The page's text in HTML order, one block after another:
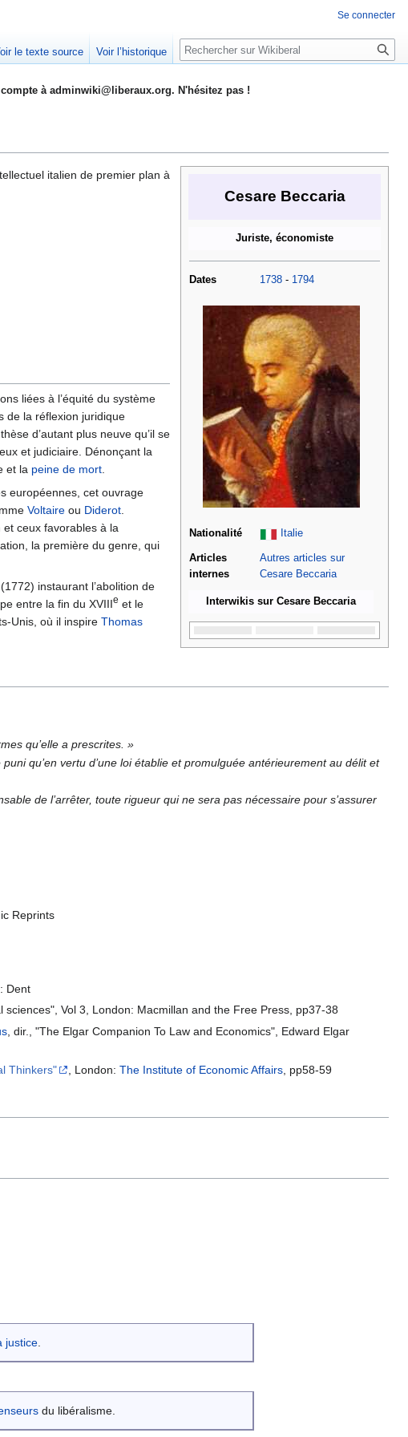
à adminwiki@liberaux.org. N'hésitez pas !
Cesare Beccaria
Juriste, économiste
Dates 1738 - 1794
Nationalité Italie
Articles
internes
Autres articles sur
Cesare Beccaria
Interwikis sur Cesare Beccaria
italien de premier plan à
liées à l’équité du système
de la réflexion juridique
d’autant plus neuve qu’il se
et judiciaire. Dénonçant la
et la peine de mort.
européennes, cet ouvrage
Voltaire ou Diderot.
ceux favorables à la
la première du genre, qui
(1772) instaurant l’abolition de
entre la fin du XVIIIe et le
Unis, où il inspire Thomas
qu’elle a prescrites. »
qu’en vertu d’une loi établie et promulguée antérieurement au délit et
de l’arrêter, toute rigueur qui ne sera pas nécessaire pour s’assurer
Reprints
Dent
Vol 3, London: Macmillan and the Free Press, pp37-38
, dir., "The Elgar Companion To Law and Economics", Edward Elgar
Thinkers" , London:The Institute of Economic Affairs , pp58-59
justice.
du libéralisme.
Se connecter
le texte source Voir l’historique Rechercher